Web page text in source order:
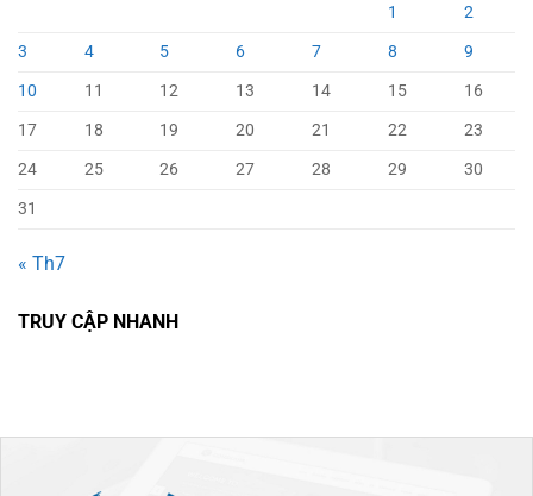
1
2
3
4 5 6 7 8
9
10
11 12 13 14 15
16
17
18 19 20 21 22
23
24
25 26 27 28 29
30
31
« Th7
TRUY CẬP NHANH